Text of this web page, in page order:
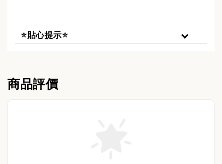
⭐貼心提示⭐
商品評價